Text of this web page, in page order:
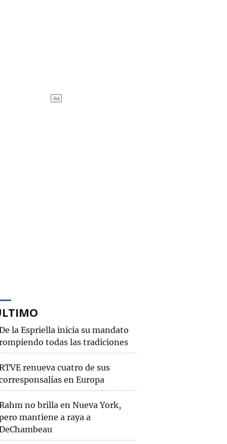
la Espriella inicia su mandato
todas las tradiciones
renueva cuatro de sus
en Europa
no brilla en Nueva York,
mantiene a raya a